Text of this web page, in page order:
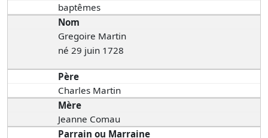
baptêmes
Nom
Gregoire Martin
né 29 juin 1728
Père
Charles Martin
Mère
Jeanne Comau
Parrain ou Marraine